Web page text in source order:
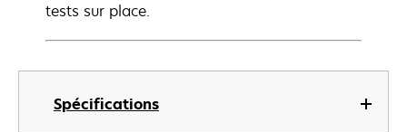
Spécifications
tests sur place.